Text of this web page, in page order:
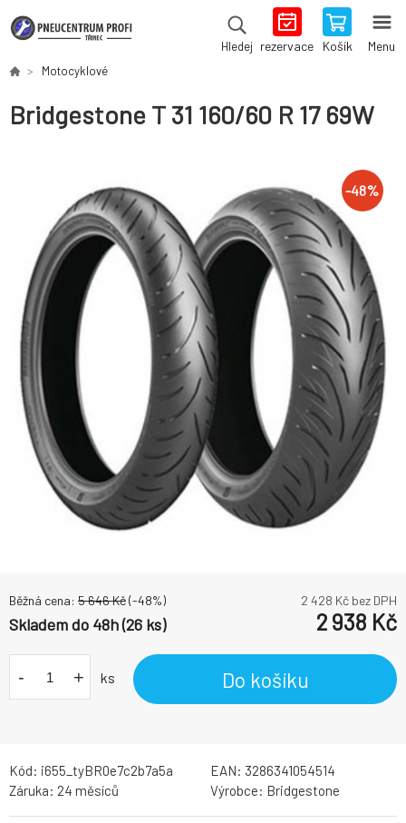
Hledej rezervace Košík Menu
Motocyklové
Bridgestone T 31 160/60 R 17 69W
-48%
Běžná cena: 5 646Kč(-48%) 2 428 Kč bez DPH
Skladem do 48h (26 ks) 2 938 Kč
- + ks Do košíku
Kód: i655_tyBR0e7c2b7a5a EAN: 3286341054514
Záruka: 24 měsíců Výrobce: Bridgestone